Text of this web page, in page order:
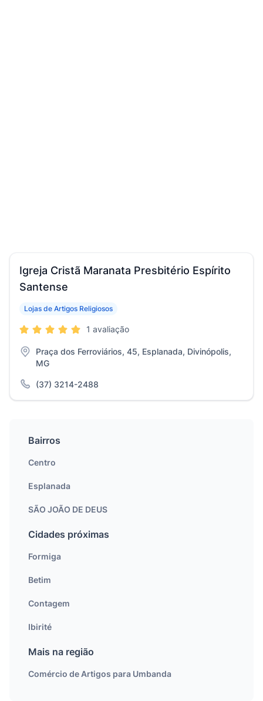
Igreja Cristã Maranata Presbitério Espírito
Santense
Lojas de Artigos Religiosos
1 avaliação
Praça dos Ferroviários, 45, Esplanada, Divinópolis,
MG
(37) 3214-2488
Bairros
Centro
Esplanada
SÃO JOÃO DE DEUS
Cidades próximas
Formiga
Betim
Contagem
Ibirité
Mais na região
Comércio de Artigos para Umbanda